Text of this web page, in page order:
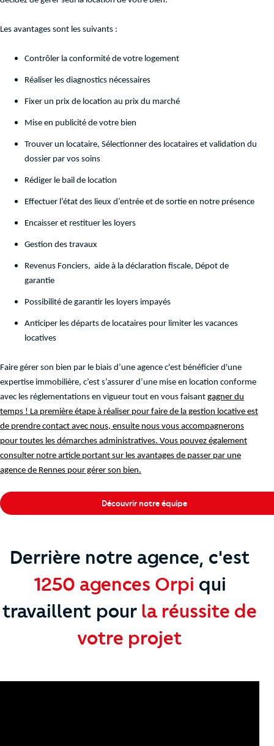
Les avantages sont les suivants :
Contrôler la conformité de votre logement
Réaliser les diagnostics nécessaires
Fixer un prix de location au prix du marché
Mise en publicité de votre bien
Trouver un locataire, Sélectionner des locataires et validation du
dossier par vos soins
Rédiger le bail de location
Effectuer l’état des lieux d’entrée et de sortie en notre présence
Encaisser et restituer les loyers
Gestion des travaux
Revenus Fonciers, aide à la déclaration fiscale, Dépot de
garantie
Possibilité de garantir les loyers impayés
Anticiper les départs de locataires pour limiter les vacances
locatives
Faire gérer son bien par le biais d’une agence c'est bénéficier d'une
expertise immobilière, c’est s’assurer d’une mise en location conforme
avec les réglementations en vigueur tout en vous faisant gagner du
temps ! La première étape à réaliser pour faire de la gestion locative est
de prendre contact avec nous, ensuite nous vous accompagnerons
pour toutes les démarches administratives. Vous pouvez également
consulter notre article portant sur les avantages de passer par une
agence de Rennes pour gérer son bien.
Découvrir notre équipe
Derrière notre agence, c'est
1250 agences Orpi qui
travaillent pour la réussite de
votre projet